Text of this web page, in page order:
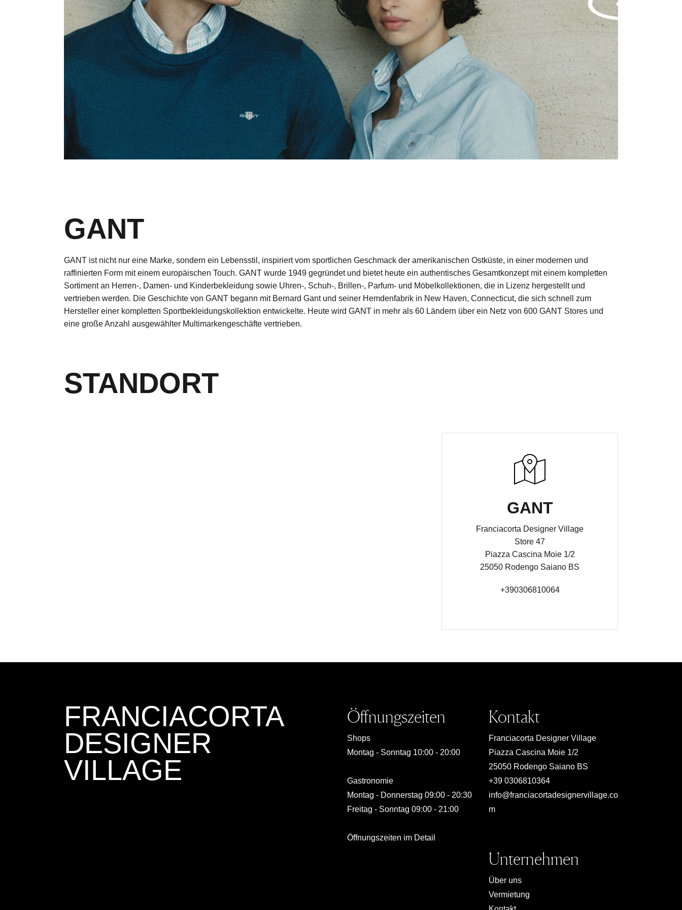
GANT
GANT ist nicht nur eine Marke, sondern ein Lebensstil, inspiriert vom sportlichen Geschmack der amerikanischen Ostküste, in einer modernen und
raffinierten Form mit einem europäischen Touch. GANT wurde 1949 gegründet und bietet heute ein authentisches Gesamtkonzept mit einem kompletten
Sortiment an Herren-, Damen- und Kinderbekleidung sowie Uhren-, Schuh-, Brillen-, Parfum- und Möbelkollektionen, die in Lizenz hergestellt und
vertrieben werden. Die Geschichte von GANT begann mit Bernard Gant und seiner Hemdenfabrik in New Haven, Connecticut, die sich schnell zum
Hersteller einer kompletten Sportbekleidungskollektion entwickelte. Heute wird GANT in mehr als 60 Ländern über ein Netz von 600 GANT Stores und
eine große Anzahl ausgewählter Multimarkengeschäfte vertrieben.
STANDORT
GANT
Franciacorta Designer Village
Store 47
Piazza Cascina Moie 1/2
25050 Rodengo Saiano BS
+390306810064
FRANCIACORTA
DESIGNER
VILLAGE
Öffnungszeiten
Shops
Montag - Sonntag 10:00 - 20:00
Gastronomie
Montag - Donnerstag 09:00 - 20:30
Freitag - Sonntag 09:00 - 21:00
Öffnungszeiten im Detail
Kontakt
Franciacorta Designer Village
Piazza Cascina Moie 1/2
25050 Rodengo Saiano BS
+39 0306810364
info@franciacortadesignervillage.co
m
Unternehmen
Über uns
Vermietung